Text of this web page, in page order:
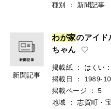
種別
： 新聞記事
新聞記事
わが家のアイ
ちゃん
掲載紙 ：
はくい
掲載日
：
1989-
掲載ページ
：
5
地域
：
志賀町・